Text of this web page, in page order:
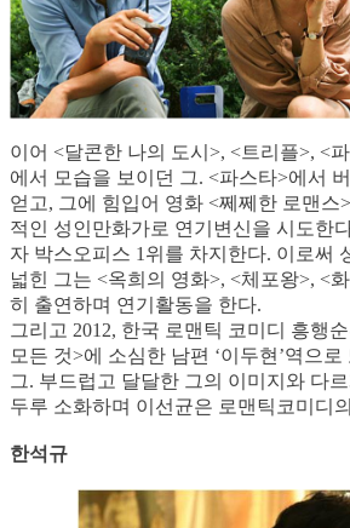
이어 <달콘한 나의 도시>, <트리플>, <
에서 모습을 보이던 그. <파스타>에서
얻고, 그에 힘입어 영화 <쩨쩨한 로맨스
적인 성인만화가로 연기변신을 시도한
자 박스오피스 1위를 차지한다. 이로써
넓힌 그는 <옥희의 영화>, <체포왕>, <
히 출연하며 연기활동을 한다.
그리고 2012, 한국 로맨틱 코미디 흥행
모든 것>에 소심한 남편 ‘이두현’역으
그. 부드럽고 달달한 그의 이미지와 다
두루 소화하며 이선균은 로맨틱코미디
한석규